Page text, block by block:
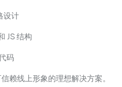
设计
JS 结构
码
赖线上形象的理想解决方案。